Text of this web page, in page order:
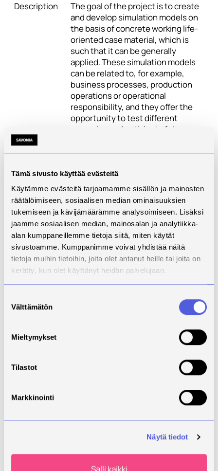
Tämä sivusto käyttää evästeitä
Käytämme evästeitä tarjoamamme sisällön ja mainosten
räätälöimiseen, sosiaalisen median ominaisuuksien
tukemiseen ja kävijämäärämme analysoimiseen. Lisäksi
jaamme sosiaalisen median, mainosalan ja analytiikka-
alan kumppaneillemme tietoja siitä, miten käytät
sivustoamme. Kumppanimme voivat yhdistää näitä
tietoja muihin tietoihin, joita olet antanut heille tai joita on
kerätty, kun olet käyttänyt heidän palvelujaan.
valinta
Välttämätön
Mieltymykset
Tilastot
Markkinointi
Näytä tiedot
Salli kaikki
Description
The goal of the project is to create
and develop simulation models on
the basis of concrete working life-
oriented case material, which is
such that it can be generally
applied. These simulation models
can be related to, for example,
business processes, production
operations or operational
responsibility, and they offer the
opportunity to test different
scenarios and anticipate future
case data and generic simulation
for the use and utilization of
simulation models are built. The
purpose is to provide guidance and
information to companies and
organizations for introducing
simulation methods, developing
them and applying them in their
own operations. These operating
models offer concrete stepping
stones for companies to develop
operations, interpret and utilize
results in decision-making, as well
as the possibility of customizing
kohderyhminä ovat teollisuuden
osallistua hankkeen toimintaan.
Hankkeen merkittävin välillinen
kohderyhmä ja hyödynsaaja on